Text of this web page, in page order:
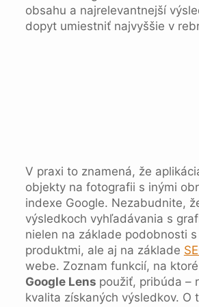
obsahu a najrelevantnejší
dopyt umiestniť najvyššie v
V praxi to znamená, že
objekty na fotografii s inými
indexe Google. Nezabudnite,
výsledkoch vyhľadávania s
nielen na základe podobnosti s
produktmi, ale aj na základe
webe. Zoznam funkcií, na
Google Lens použiť, pribúda –
kvalita získaných výsledkov. O